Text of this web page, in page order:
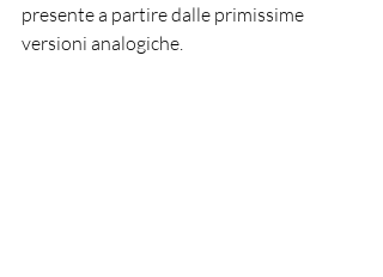
presente a partire dalle primissime
versioni analogiche.